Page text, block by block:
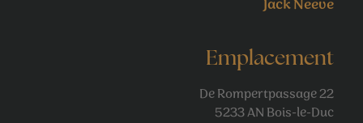
Jack Neeve
Emplacement
De Rompertpassage 22
5233 AN Bois-le-Duc